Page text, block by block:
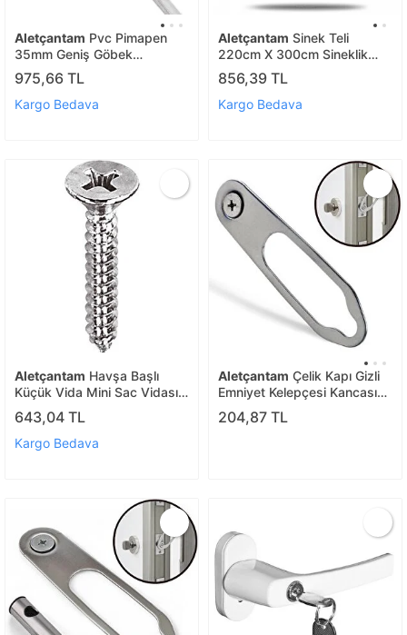
Aletçantam Pvc Pimapen
35mm Geniş Göbek
İspanyolet Balkon Kapı Kilidi
- 180cm
975,66 TL
Kargo Bedava
Aletçantam Sinek Teli
220cm X 300cm Sineklik
Tülü Fiberglass (güneşe
Dayanıklı)
856,39 TL
Kargo Bedava
Aletçantam Havşa Başlı
Küçük Vida Mini Sac Vidası
Yhb 2.9x22 -500 Adet
643,04 TL
Kargo Bedava
Aletçantam Çelik Kapı Gizli
Emniyet Kelepçesi Kancası
Tek Sürgü Çengeli Güvenlik
Kilidi Kilit Halka Aparatı
204,87 TL